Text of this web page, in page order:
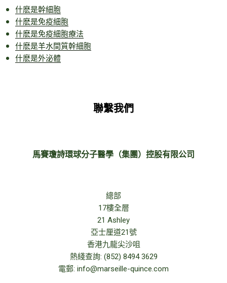
什麽是幹細胞
什麽是免疫細胞
什麽是免疫細胞療法
什麽是羊水間質幹細胞
什麽是外泌體
聯繫我們
馬賽瓊詩環球分子醫學（集團）控股有限公司
總部
17樓全層
21 Ashley
亞士厘道21號
香港九龍尖沙咀
熱綫查詢: (852) 8494 3629
電郵: info@marseille-quince.com